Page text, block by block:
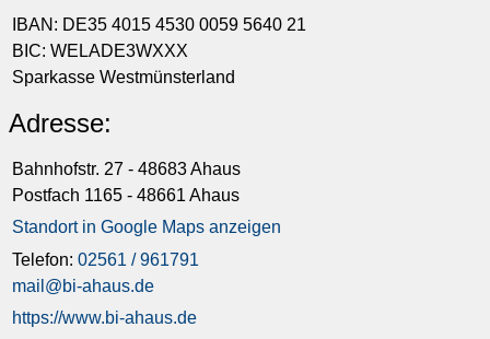
IBAN: DE35 4015 4530 0059 5640 21
BIC: WELADE3WXXX
Sparkasse Westmünsterland
Adresse:
Bahnhofstr. 27 - 48683 Ahaus
Postfach 1165 - 48661 Ahaus
Standort in Google Maps anzeigen
Telefon:02561 / 961791
mail@bi-ahaus.de
https://www.bi-ahaus.de